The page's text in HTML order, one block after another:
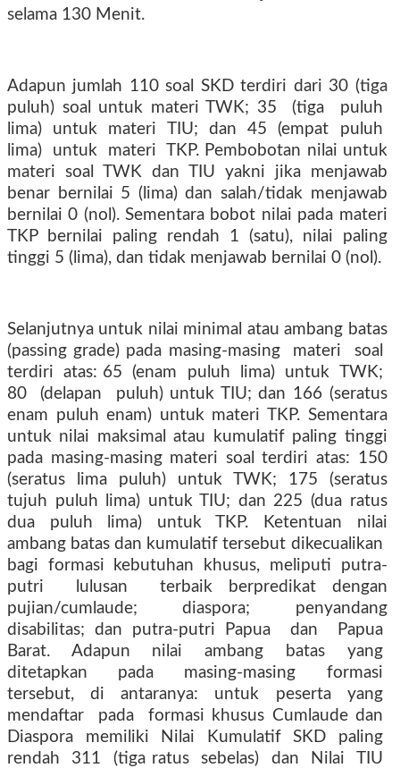
selama 130 Menit.
Adapun jumlah 110 soal SKD terdiri dari 30 (tiga
puluh) soal untuk materi TWK; 35
(tiga
puluh
lima)
untuk materi TIU; dan 45 (empat
puluh
lima)
untuk materi
TKP. Pembobotan nilai untuk
materi soal TWK dan TIU yakni jika menjawab
benar bernilai 5 (lima) dan salah/tidak menjawab
bernilai 0 (nol). Sementara bobot nilai pada materi
TKP bernilai paling rendah 1 (satu), nilai paling
tinggi 5 (lima), dan tidak menjawab bernilai 0 (nol).
Selanjutnya untuk nilai minimal atau ambang batas
(passing grade) pada masing-masing
materi
soal
terdiri
atas: 65 (enam puluh lima) untuk TWK;
80
(delapan
puluh) untuk TIU; dan 166 (seratus
enam puluh enam) untuk materi TKP. Sementara
untuk nilai maksimal atau kumulatif paling tinggi
pada masing-masing materi soal terdiri atas: 150
(seratus lima puluh) untuk TWK; 175 (seratus
tujuh puluh lima) untuk TIU; dan 225 (dua ratus
dua puluh lima) untuk TKP. Ketentuan nilai
ambang batas dan kumulatif tersebut dikecualikan
bagi
formasi kebutuhan khusus, meliputi
putra-
putri
lulusan
terbaik berpredikat dengan
pujian/cumlaude; diaspora; penyandang
disabilitas; dan putra-putri Papua
dan
Papua
Barat.
Adapun nilai ambang batas
yang
ditetapkan
pada masing-masing
formasi
tersebut,
di antaranya: untuk peserta
yang
mendaftar
pada
formasi khusus Cumlaude dan
Diaspora
memiliki Nilai Kumulatif SKD
paling
rendah
311 (tiga ratus sebelas) dan Nilai
TIU